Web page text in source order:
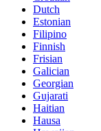
Dutch
Estonian
Filipino
Finnish
Frisian
Galician
Georgian
Gujarati
Haitian
Hausa